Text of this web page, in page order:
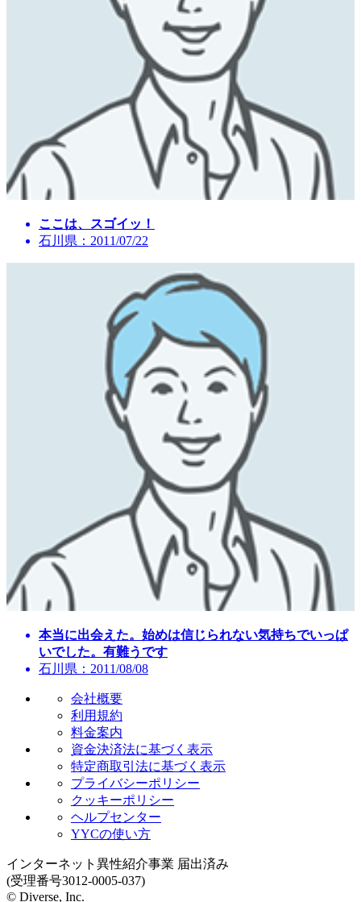
ここは、スゴイッ！
石川県：2011/07/22
本当に出会えた。始めは信じられない気持ちでいっぱ
いでした。有難うです
石川県：2011/08/08
会社概要
利用規約
料金案内
資金決済法に基づく表示
特定商取引法に基づく表示
プライバシーポリシー
クッキーポリシー
ヘルプセンター
YYCの使い方
インターネット異性紹介事業 届出済み
(受理番号3012-0005-037)
© Diverse, Inc.